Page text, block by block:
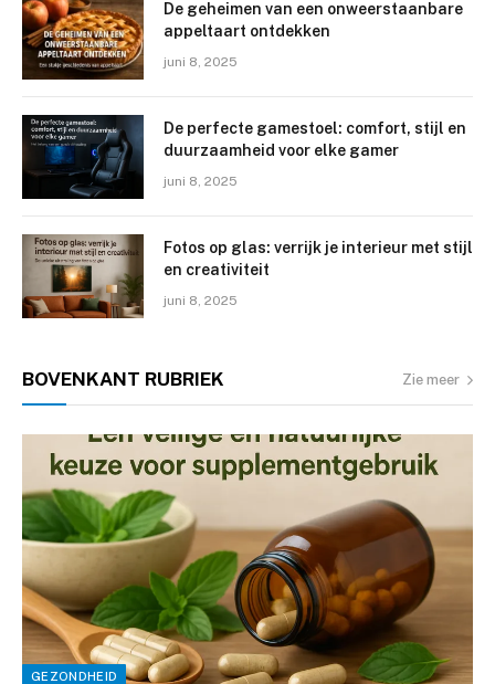
De geheimen van een onweerstaanbare
appeltaart ontdekken
juni 8, 2025
De perfecte gamestoel: comfort, stijl en
duurzaamheid voor elke gamer
juni 8, 2025
Fotos op glas: verrijk je interieur met stijl
en creativiteit
juni 8, 2025
BOVENKANT RUBRIEK Zie meer
GEZONDHEID